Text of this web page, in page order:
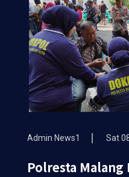
Admin News1 Sat
Polresta Malang